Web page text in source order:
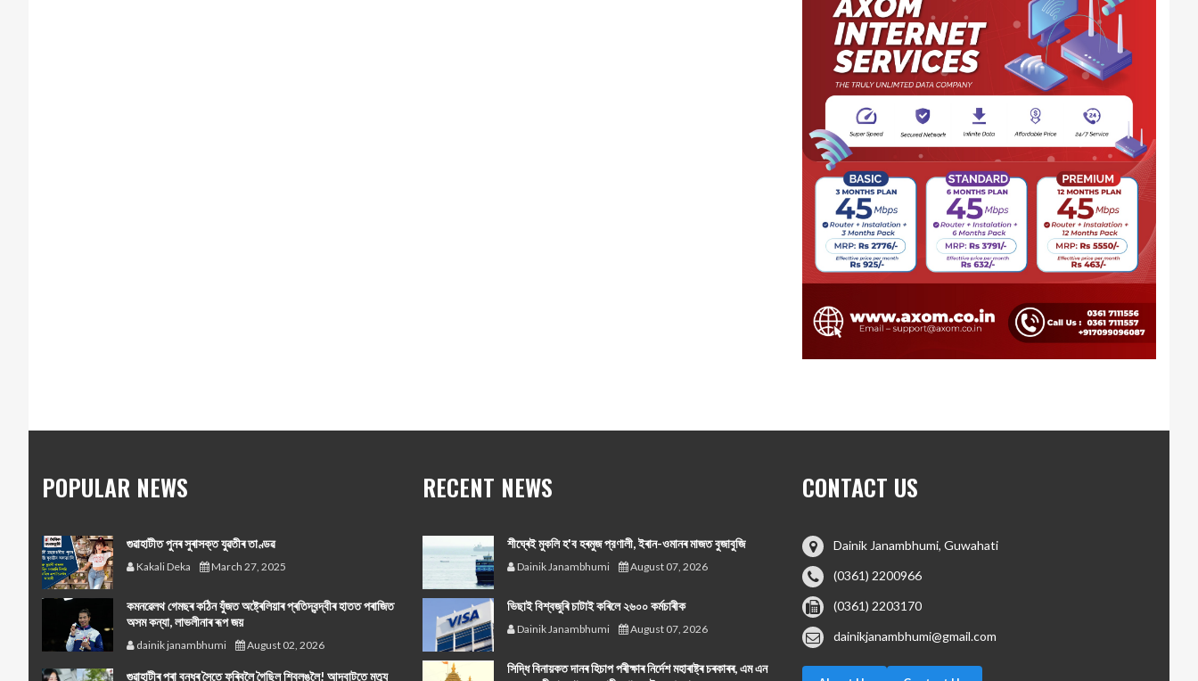
POPULAR NEWS
গুৱাহাটীত পুনৰ সুৰাসক্ত যুৱতীৰ তাণ্ডৱ
Kakali Deka March 27, 2025
কমনৱেলথ গেমছৰ কঠিন যুঁজত অষ্ট্ৰেলিয়াৰ প্ৰতিদ্বন্দ্বীৰ হাতত পৰাজিত
অসম কন্যা, লাভলীনাৰ ৰূপ জয়
dainik janambhumi August 02, 2026
গুৱাহাটীৰ পৰা বন্ধুৰ সৈতে ফুৰিবলৈ গৈছিল শ্বিলঙলৈ! আদবাটতে মৃত্যু
RECENT NEWS
শীঘ্ৰেই মুকলি হ'ব হৰমুজ প্রণালী, ইৰান-ওমানৰ মাজত বুজাবুজি
Dainik Janambhumi August 07, 2026
ভিছাই বিশ্বজুৰি চাটাই কৰিলে ২৬০০ কৰ্মচাৰীক
Dainik Janambhumi August 07, 2026
সিদ্ধি বিনায়কত দানৰ হিচাপ পৰীক্ষাৰ নিৰ্দেশ মহাৰাষ্ট্ৰ চৰকাৰৰ, এম এন
CONTACT US
Dainik Janambhumi, Guwahati
(0361) 2200966
(0361) 2203170
dainikjanambhumi@gmail.com